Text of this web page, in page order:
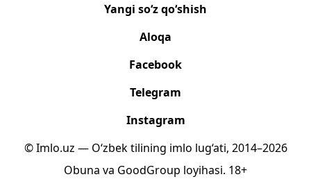
Yangi so‘z qo‘shish
Aloqa
Facebook
Telegram
Instagram
© Imlo.uz — O‘zbek tilining imlo lug‘ati, 2014–2026
Obuna va GoodGroup loyihasi. 18+